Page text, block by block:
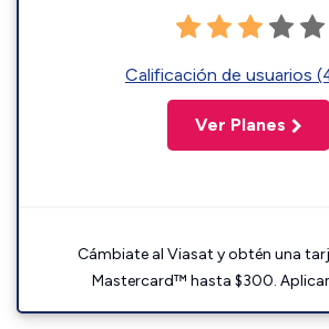
Calificación de usuarios
Ver Planes
Cámbiate al Viasat y obtén una
Mastercard™ hasta $300.